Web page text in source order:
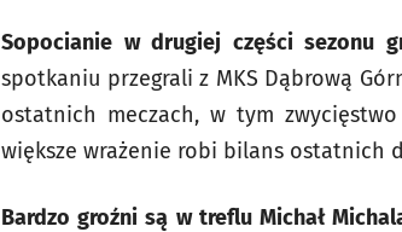
Sopocianie w drugiej części sezonu
spotkaniu przegrali z MKS Dąbrową
ostatnich meczach, w tym zwycięstwo
większe wrażenie robi bilans ostatnich
Bardzo groźni są w treflu Michał